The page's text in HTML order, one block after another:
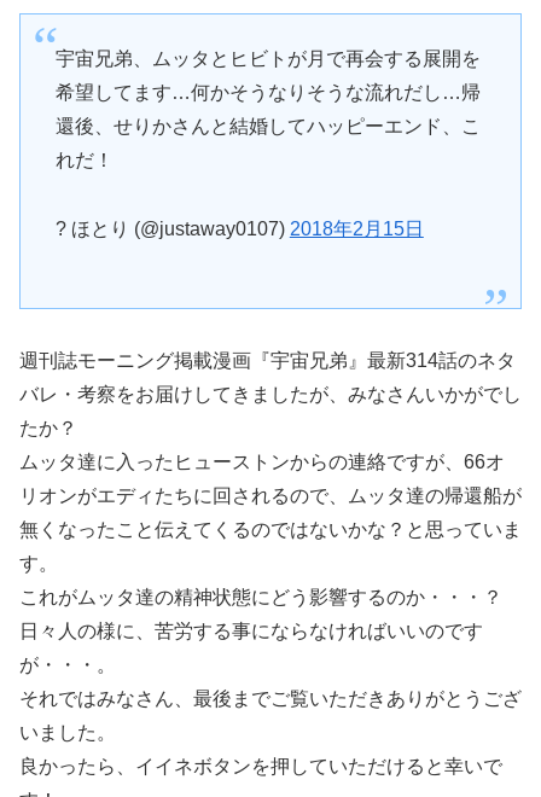
宇宙兄弟、ムッタとヒビトが月で再会する展開を
希望してます…何かそうなりそうな流れだし…帰
還後、せりかさんと結婚してハッピーエンド、こ
れだ！
? ほとり (@justaway0107) 2018年2月15日
週刊誌モーニング掲載漫画『宇宙兄弟』最新314話のネタ
バレ・考察をお届けしてきましたが、みなさんいかがでし
たか？
ムッタ達に入ったヒューストンからの連絡ですが、66オ
リオンがエディたちに回されるので、ムッタ達の帰還船が
無くなったこと伝えてくるのではないかな？と思っていま
す。
これがムッタ達の精神状態にどう影響するのか・・・？
日々人の様に、苦労する事にならなければいいのです
が・・・。
それではみなさん、最後までご覧いただきありがとうござ
いました。
良かったら、イイネボタンを押していただけると幸いで